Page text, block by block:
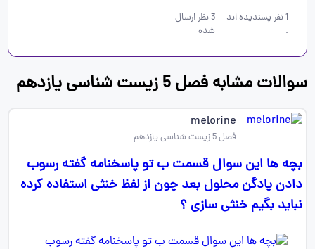
1نفر پسندیده اند
.
3نظر ارسال
شده
سوالات مشابه فصل 5 زیست شناسی یازدهم
melorine
فصل 5 زیست شناسی یازدهم
بچه ها این سوال قسمت ب تو پاسخنامه گفته رسوب
دادن پادگن محلول بعد چون از لفظ خنثی استفاده کرده
نباید بگیم خنثی سازی ؟